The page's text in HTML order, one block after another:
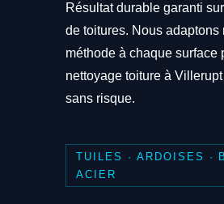
Résultat durable garanti
de toitures. Nous adaptons
méthode à chaque surface
nettoyage toiture à
sans risque.
TUILES · ARDOISES ·
ACIER